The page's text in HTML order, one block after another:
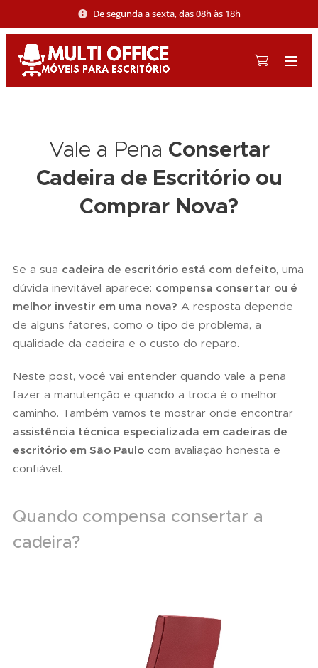
De segunda a sexta, das 08h às 18h
Vale a Pena Consertar
Cadeira de Escritório ou
Comprar Nova?
Se a sua cadeira de escritório está com defeito, uma
dúvida inevitável aparece: compensa consertar ou é
melhor investir em uma nova? A resposta depende
de alguns fatores, como o tipo de problema, a
qualidade da cadeira e o custo do reparo.
Neste post, você vai entender quando vale a pena
fazer a manutenção e quando a troca é o melhor
caminho. Também vamos te mostrar onde encontrar
assistência técnica especializada em cadeiras de
escritório em São Paulo com avaliação honesta e
confiável.
Quando compensa consertar a
cadeira?